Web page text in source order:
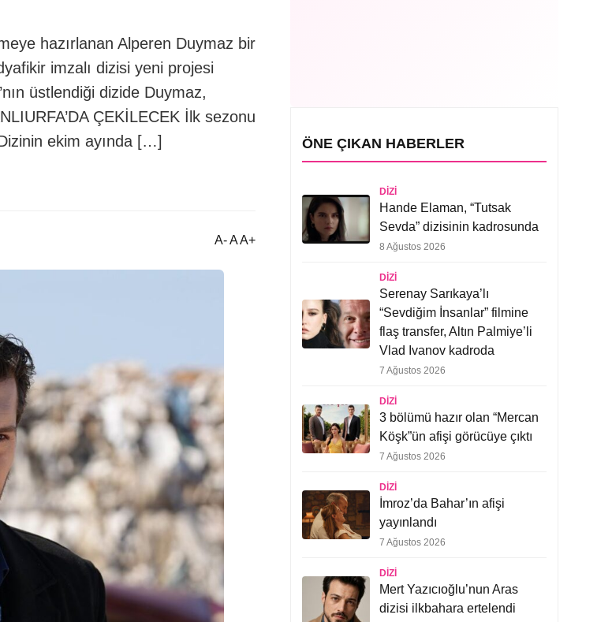
hazırlanan Alperen Duymaz bir
imzalı dizisi yeni projesi
üstlendiği dizide Duymaz,
ÇEKİLECEK İlk sezonu
ekim ayında […]
A- A A+
ÖNE ÇIKAN HABERLER
DIZI
Hande Elaman, “Tutsak
Sevda” dizisinin kadrosunda
8 Ağustos 2026
DIZI
Serenay Sarıkaya’lı
“Sevdiğim İnsanlar” filmine
flaş transfer, Altın Palmiye’li
Vlad Ivanov kadroda
7 Ağustos 2026
DIZI
3 bölümü hazır olan “Mercan
Köşk”ün afişi görücüye çıktı
7 Ağustos 2026
DIZI
İmroz’da Bahar’ın afişi
yayınlandı
7 Ağustos 2026
DIZI
Mert Yazıcıoğlu’nun Aras
dizisi ilkbahara ertelendi